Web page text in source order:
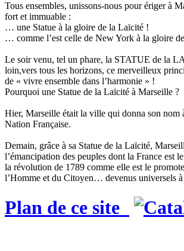
Tous ensembles, unissons-nous pour ériger à
fort et immuable :
… une Statue à la gloire de la Laïcité !
… comme l’est celle de New York à la gloire
Le soir venu, tel un phare, la STATUE de la
loin,vers tous les horizons, ce merveilleux
de « vivre ensemble dans l’harmonie » !
Pourquoi une Statue de la Laïcité à Marseille ?
Hier, Marseille était la ville qui donna son nom
Nation Française.
Demain, grâce à sa Statue de la Laïcité,
l’émancipation des peuples dont la France est
la révolution de 1789 comme elle est le
l’Homme et du Citoyen… devenus universels à
Plan de ce site